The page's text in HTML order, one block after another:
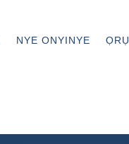
NYE ONYINYE ỌRỤ